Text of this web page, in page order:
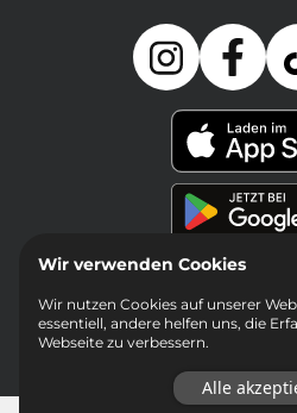
Wir verwenden Cookies
Wir nutzen Cookies auf unserer
essentiell, andere helfen uns, die
Webseite zu verbessern.
Alle